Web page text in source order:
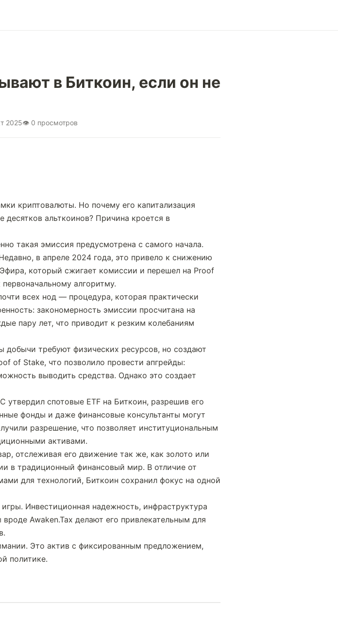
в Биткоин, если он не
2025👁 0 просмотров
криптовалюты. Но почему его капитализация
альткоинов? Причина кроется в
такая эмиссия предусмотрена с самого начала.
в апреле 2024 года, это привело к снижению
который сжигает комиссии и перешел на Proof
алгоритму.
всех нод — процедура, которая практически
закономерность эмиссии просчитана на
пару лет, что приводит к резким колебаниям
требуют физических ресурсов, но создают
of Stake, что позволило провести апгрейды:
выводить средства. Однако это создает
спотовые ETF на Биткоин, разрешив его
фонды и даже финансовые консультанты могут
разрешение, что позволяет институциональным
активами.
отслеживая его движение так же, как золото или
в традиционный финансовый мир. В отличие от
для технологий, Биткоин сохранил фокус на одной
Инвестиционная надежность, инфраструктура
Awaken.Tax делают его привлекательным для
Это актив с фиксированным предложением,
политике.